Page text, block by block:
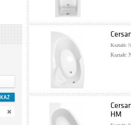
Kształt:
Kształt:
HM